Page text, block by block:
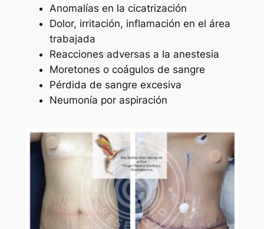
Anomalías en la cicatrización
Dolor, irritación, inflamación en el área
trabajada
Reacciones adversas a la anestesia
Moretones o coágulos de sangre
Pérdida de sangre excesiva
Neumonía por aspiración